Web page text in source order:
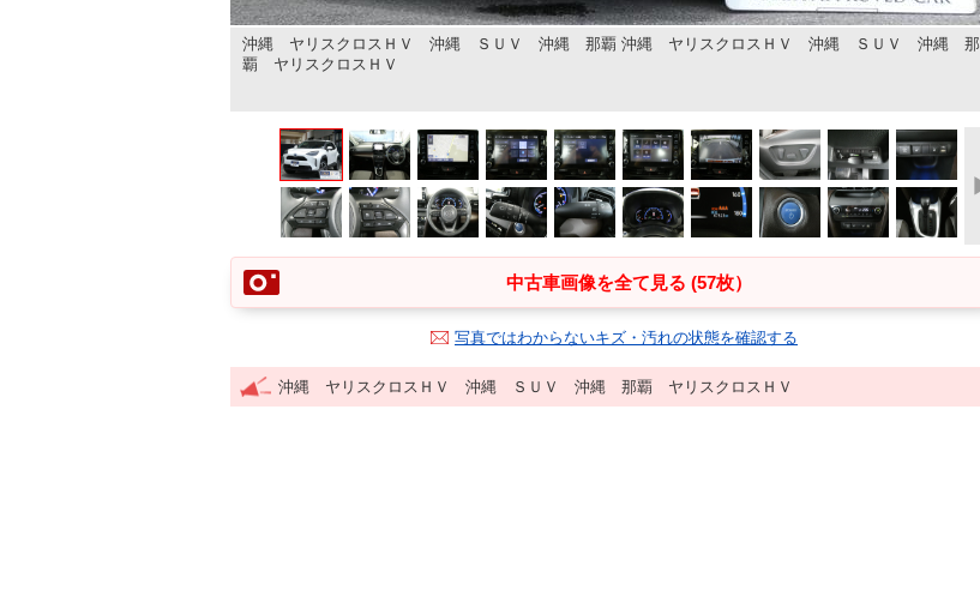
沖縄 ヤリスクロスＨＶ 沖縄 ＳＵＶ 沖縄 那覇 沖縄 ヤリスクロスＨＶ 沖縄 ＳＵＶ 沖縄 那
覇 ヤリスクロスＨＶ
中古車画像を全て見る (57枚）
写真ではわからないキズ・汚れの状態を確認する
沖縄 ヤリスクロスＨＶ 沖縄 ＳＵＶ 沖縄 那覇 ヤリスクロスＨＶ